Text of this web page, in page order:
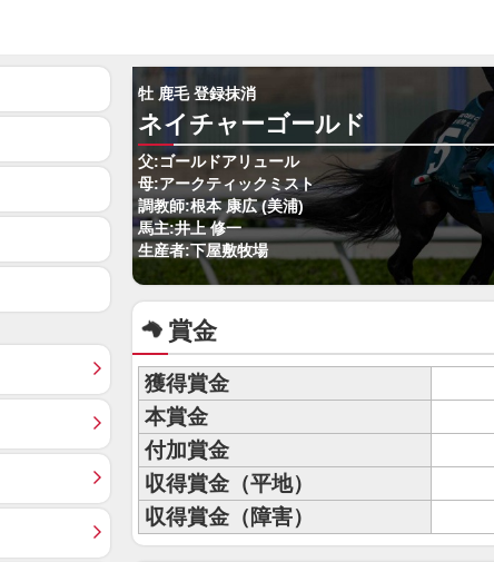
牡 鹿毛 登録抹消
ネイチャーゴールド
父:ゴールドアリュール
母:アークティックミスト
調教師:根本 康広 (美浦)
馬主:井上 修一
生産者:下屋敷牧場
賞金
獲得賞金
本賞金
付加賞金
収得賞金（平地）
収得賞金（障害）